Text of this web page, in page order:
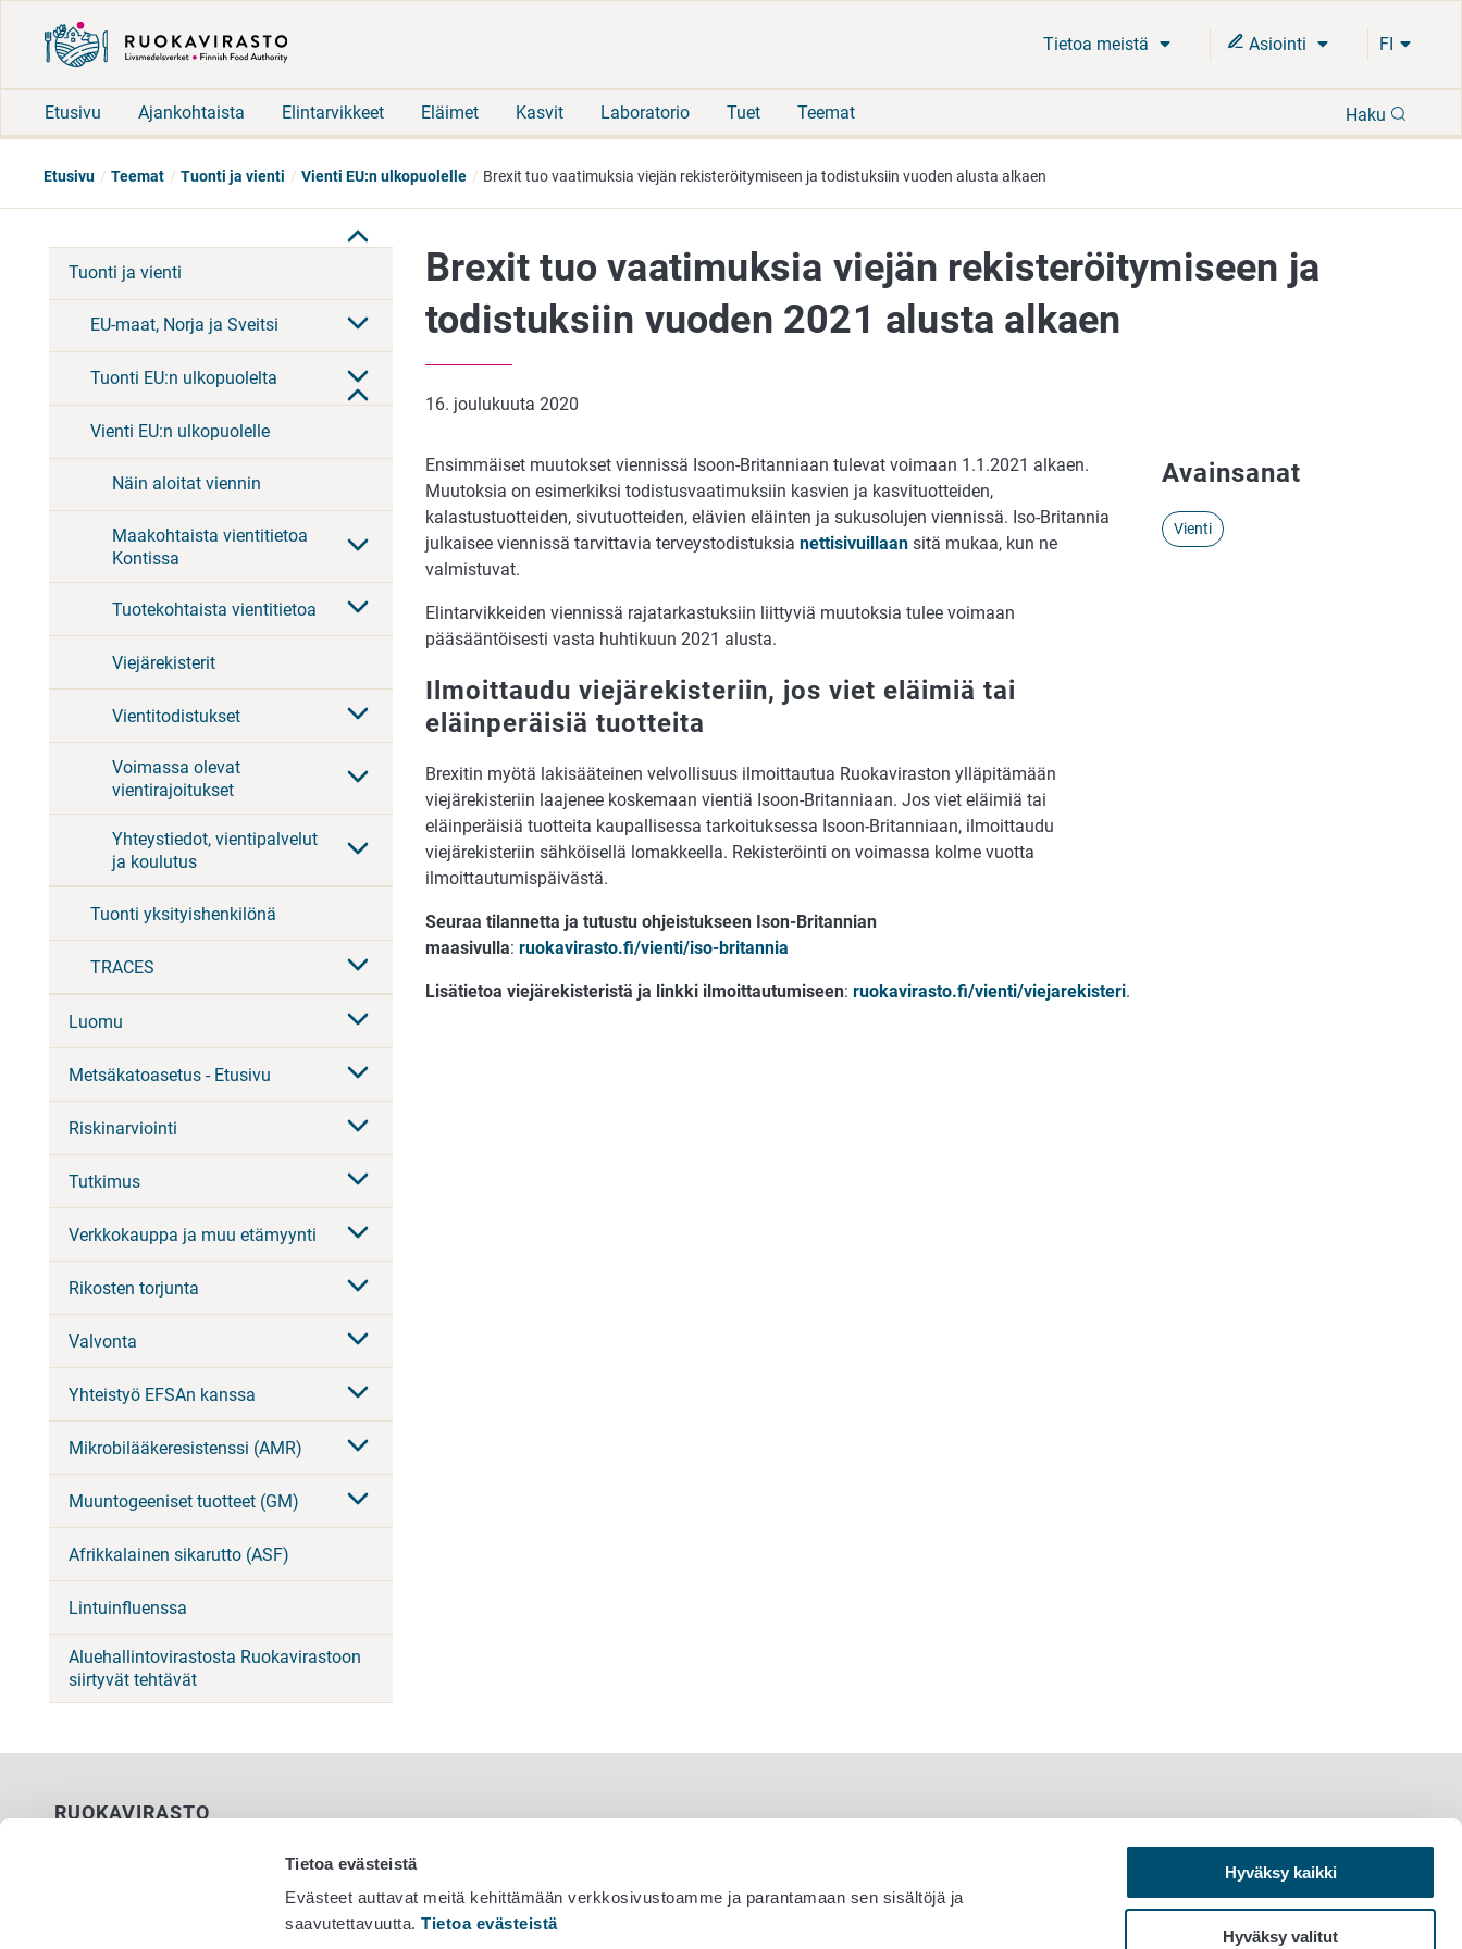
Tietoa evästeistä
Evästeet auttavat meitä kehittämään verkkosivustoamme ja parantamaan sen sisältöjä ja
saavutettavuutta.Tietoa evästeistä
Hyväksy kaikki
Hyväksy valitut
Tietoa meistä Asiointi FI
Etusivu Ajankohtaista Elintarvikkeet Eläimet Kasvit Laboratorio Tuet Teemat Haku
Etusivu Teemat Tuonti ja vienti Vienti EU:n ulkopuolelle Brexit tuo vaatimuksia viejän rekisteröitymiseen ja todistuksiin vuoden alusta alkaen
Tuonti ja vienti
EU-maat, Norja ja Sveitsi
Tuonti EU:n ulkopuolelta
Vienti EU:n ulkopuolelle
Näin aloitat viennin
Maakohtaista vientitietoa
Kontissa
Tuotekohtaista vientitietoa
Viejärekisterit
Vientitodistukset
Voimassa olevat
vientirajoitukset
Yhteystiedot, vientipalvelut
ja koulutus
Tuonti yksityishenkilönä
TRACES
Luomu
Metsäkatoasetus - Etusivu
Riskinarviointi
Tutkimus
Verkkokauppa ja muu etämyynti
Rikosten torjunta
Valvonta
Yhteistyö EFSAn kanssa
Mikrobilääkeresistenssi (AMR)
Muuntogeeniset tuotteet (GM)
Afrikkalainen sikarutto (ASF)
Lintuinfluenssa
Aluehallintovirastosta Ruokavirastoon
siirtyvät tehtävät
Brexit tuo vaatimuksia viejän rekisteröitymiseen ja
todistuksiin vuoden 2021 alusta alkaen
16. joulukuuta 2020
Ensimmäiset muutokset viennissä Isoon-Britanniaan tulevat voimaan 1.1.2021 alkaen.
Muutoksia on esimerkiksi todistusvaatimuksiin kasvien ja kasvituotteiden,
kalastustuotteiden, sivutuotteiden, elävien eläinten ja sukusolujen viennissä. Iso-Britannia
julkaisee viennissä tarvittavia terveystodistuksia nettisivuillaan sitä mukaa, kun ne
valmistuvat.
Elintarvikkeiden viennissä rajatarkastuksiin liittyviä muutoksia tulee voimaan
pääsääntöisesti vasta huhtikuun 2021 alusta.
Ilmoittaudu viejärekisteriin, jos viet eläimiä tai
eläinperäisiä tuotteita
Brexitin myötä lakisääteinen velvollisuus ilmoittautua Ruokaviraston ylläpitämään
viejärekisteriin laajenee koskemaan vientiä Isoon-Britanniaan. Jos viet eläimiä tai
eläinperäisiä tuotteita kaupallisessa tarkoituksessa Isoon-Britanniaan, ilmoittaudu
viejärekisteriin sähköisellä lomakkeella. Rekisteröinti on voimassa kolme vuotta
ilmoittautumispäivästä.
Seuraa tilannetta ja tutustu ohjeistukseen Ison-Britannian
maasivulla: ruokavirasto.fi/vienti/iso-britannia
Lisätietoa viejärekisteristä ja linkki ilmoittautumiseen: ruokavirasto.fi/vienti/viejarekisteri.
Avainsanat
Vienti
RUOKAVIRASTO